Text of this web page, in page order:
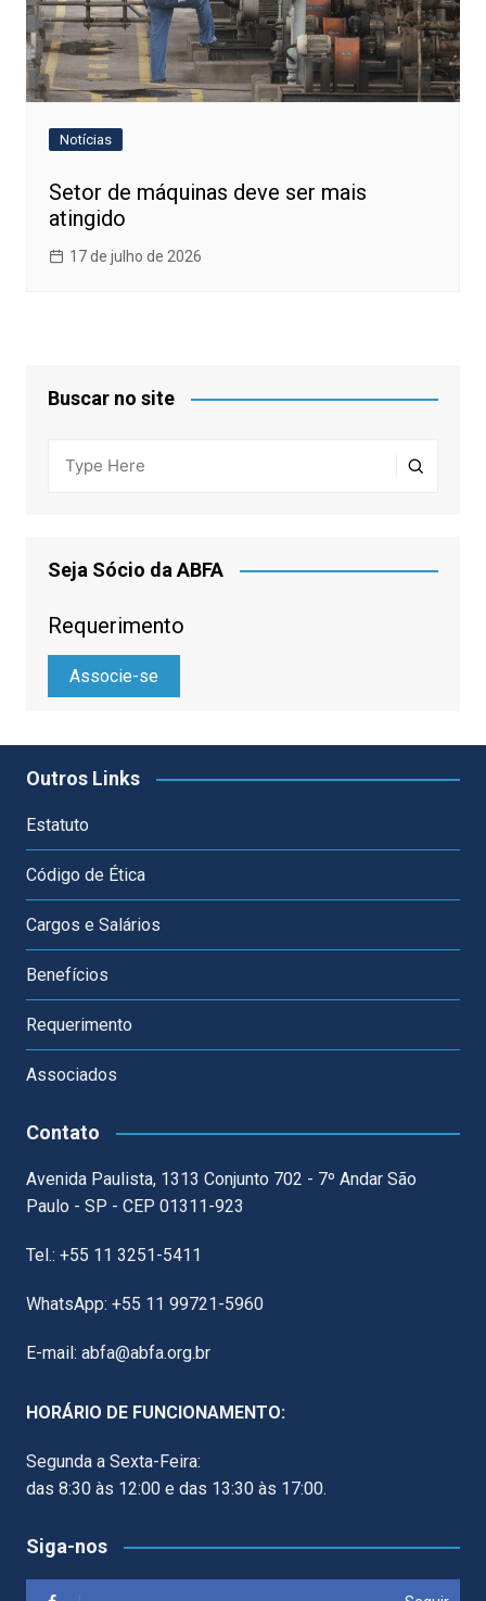
Notícias
Setor de máquinas deve ser mais
atingido
17 de julho de 2026
Buscar no site
Seja Sócio da ABFA
Requerimento
Associe-se
Outros Links
Estatuto
Código de Ética
Cargos e Salários
Benefícios
Requerimento
Associados
Contato
Avenida Paulista, 1313 Conjunto 702 - 7º Andar São
Paulo - SP - CEP 01311-923
Tel.: +55 11 3251-5411
WhatsApp: +55 11 99721-5960
E-mail: abfa@abfa.org.br
HORÁRIO DE FUNCIONAMENTO:
Segunda a Sexta-Feira:
das 8:30 às 12:00 e das 13:30 às 17:00.
Siga-nos